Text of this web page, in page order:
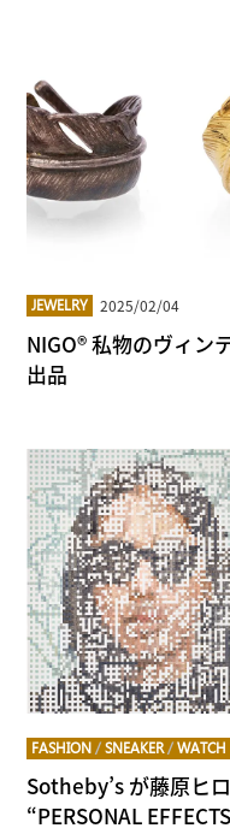
JEWELRY 2025/02/04
NIGO® 私物のヴィン
出品
FASHION /SNEAKER /WATCH
Sotheby’s が藤原ヒ
“PERSONAL